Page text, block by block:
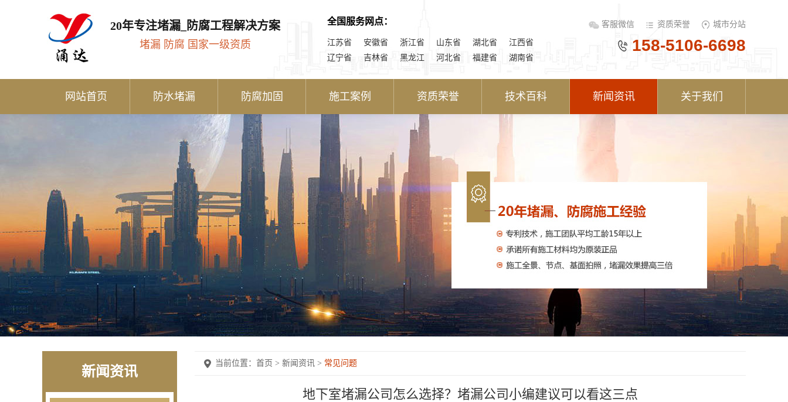
20年专注堵漏_防腐工程解决方案
堵漏 防腐 国家一级资质
全国服务网点：
江苏省 安徽省 浙江省 山东省 湖北省
江西省
辽宁省
吉林省 黑龙江 河北省 福建省 湖南省
客服微信 资质荣誉 城市分站
158-5106-6698
网站首页 防水堵漏 防腐加固 施工案例 资质荣誉 技术百科 新闻资讯 关于我们
新闻资讯
当前位置： 首页 > 新闻资讯 > 常见问题
地下室堵漏公司怎么选择？堵漏公司小编建议可以看这三点